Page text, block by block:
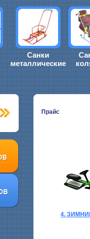
Санки
металлические
Прайс
4.